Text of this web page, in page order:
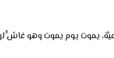
يموت يوم يموت وهو غاشٌّ